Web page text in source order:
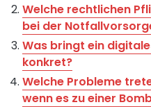
Welche rechtlichen
bei der
Was bringt ein
konkret?
Welche Probleme
wenn es zu einer